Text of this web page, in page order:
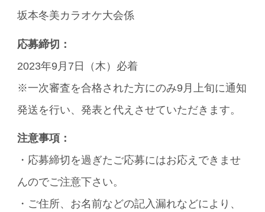
坂本冬美カラオケ大会係
応募締切：
2023年9月7日（木）必着
※一次審査を合格された方にのみ9月上旬に通知
発送を行い、発表と代えさせていただきます。
注意事項：
・応募締切を過ぎたご応募にはお応えできませ
んのでご注意下さい。
・ご住所、お名前などの記入漏れなどにより、